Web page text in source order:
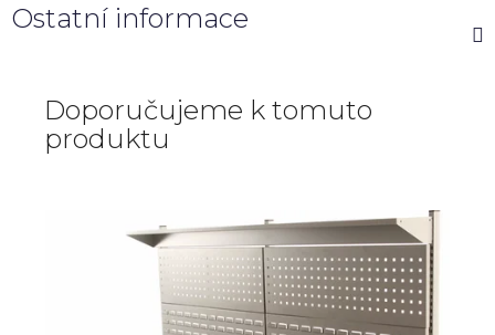
Ostatní informace
Doporučujeme k tomuto
produktu